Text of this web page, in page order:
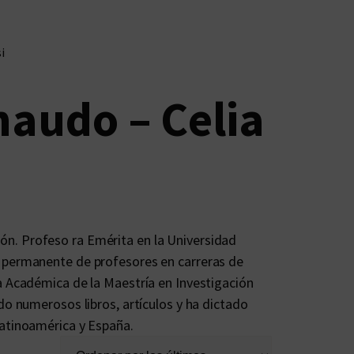
– Celia
Profeso ra Emérita en la Universidad
de profesores en carreras de
de la Maestría en Investigación
numerosos libros, artículos y ha dictado
y España.